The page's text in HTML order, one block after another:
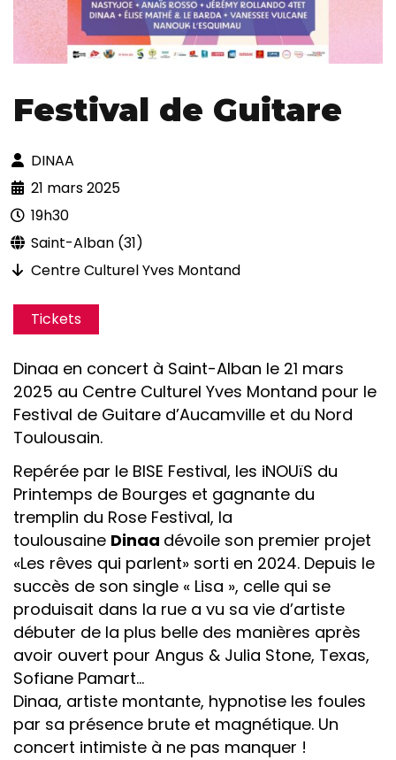
Festival de Guitare
DINAA
21 mars 2025
19h30
Saint-Alban (31)
Centre Culturel Yves Montand
Tickets
Dinaa en concert à Saint-Alban le 21 mars
2025 au Centre Culturel Yves Montand pour le
Festival de Guitare d’Aucamville et du Nord
Toulousain.
Repérée par le BISE Festival, les iNOUïS du
Printemps de Bourges et gagnante du
tremplin du Rose Festival, la
toulousaine Dinaa dévoile son premier projet
«Les rêves qui parlent» sorti en 2024. Depuis le
succès de son single « Lisa », celle qui se
produisait dans la rue a vu sa vie d’artiste
débuter de la plus belle des manières après
avoir ouvert pour Angus & Julia Stone, Texas,
Sofiane Pamart…
Dinaa, artiste montante, hypnotise les foules
par sa présence brute et magnétique. Un
concert intimiste à ne pas manquer !